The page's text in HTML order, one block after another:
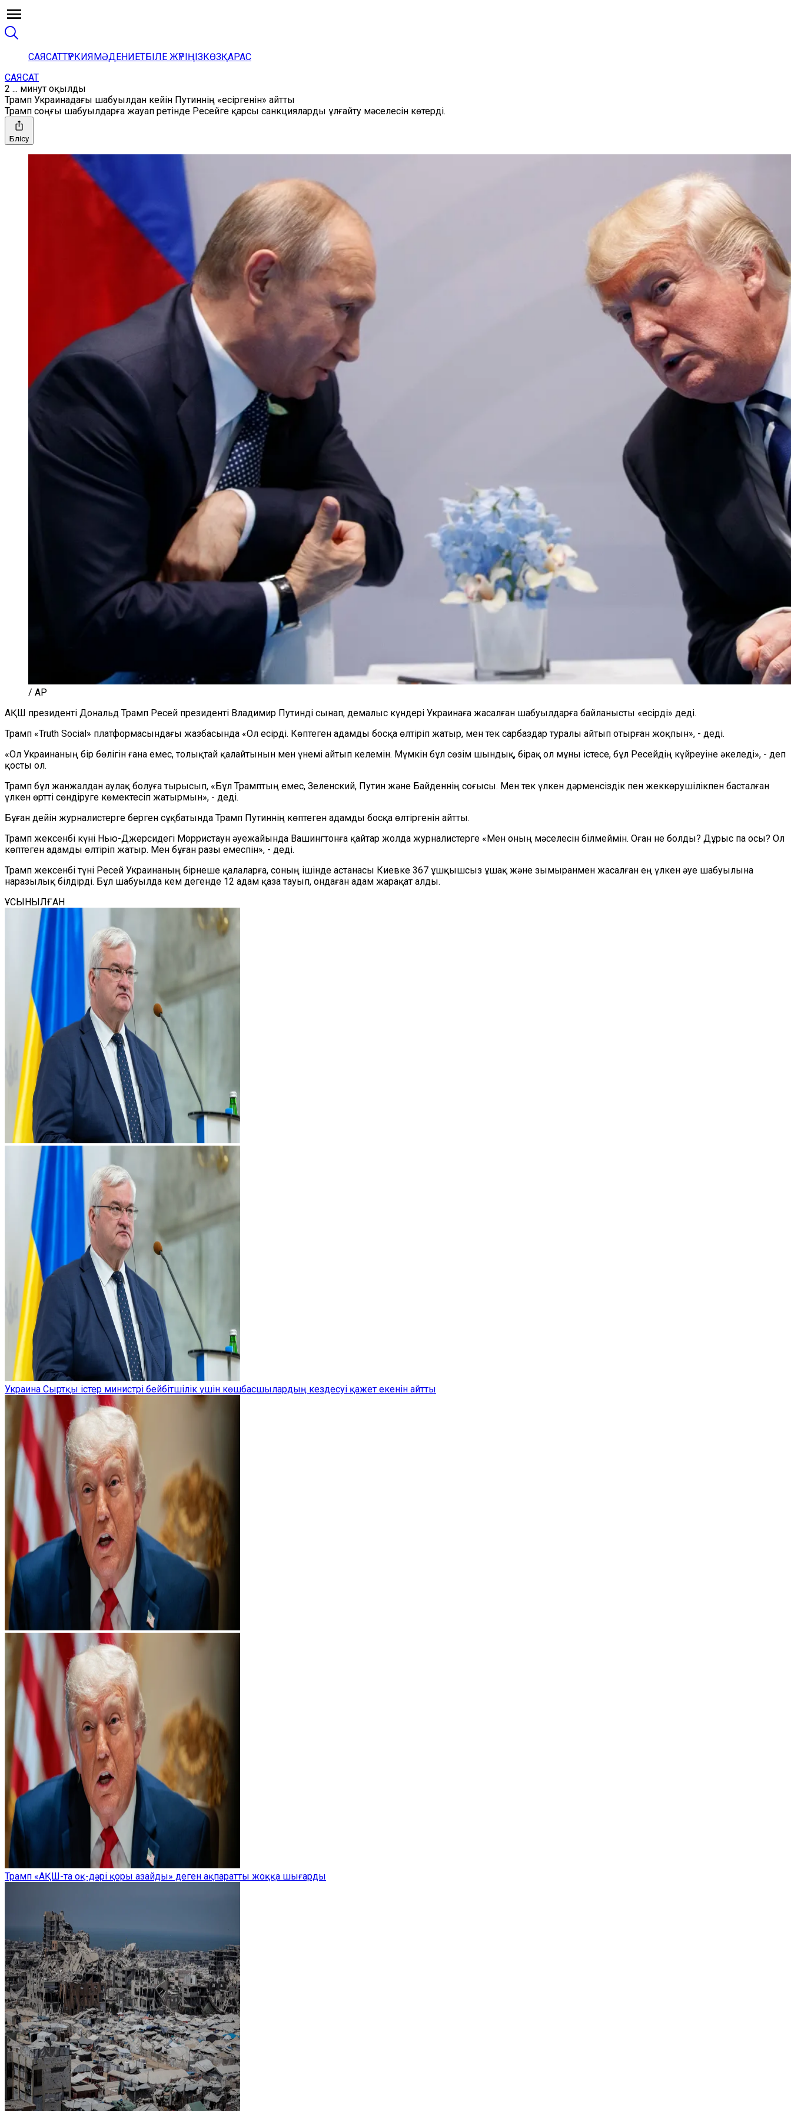
САЯСАТТҮРКИЯМӘДЕНИЕТБІЛЕ ЖҮРІҢІЗКӨЗҚАРАС
САЯСАТ
2 ... минут оқылды
Трамп Украинадағы шабуылдан кейін Путиннің «есіргенін» айтты
Трамп соңғы шабуылдарға жауап ретінде Ресейге қарсы санкцияларды ұлғайту мәселесін көтерді.
Бөлісу
/ AP
АҚШ президенті Дональд Трамп Ресей президенті Владимир Путинді сынап, демалыс күндері Украинаға жасалған шабуылдарға байланысты «есірді» деді.
Трамп «Truth Social» платформасындағы жазбасында «Ол есірді. Көптеген адамды босқа өлтіріп жатыр, мен тек сарбаздар туралы айтып отырған жоқпын», - деді.
«Ол Украинаның бір бөлігін ғана емес, толықтай қалайтынын мен үнемі айтып келемін. Мүмкін бұл сөзім шындық, бірақ ол мұны істесе, бұл Ресейдің күйреуіне әкеледі», - деп
қосты ол.
Трамп бұл жанжалдан аулақ болуға тырысып, «Бұл Трамптың емес, Зеленский, Путин және Байденнің соғысы. Мен тек үлкен дәрменсіздік пен жеккөрушілікпен басталған
үлкен өртті сөндіруге көмектесіп жатырмын», - деді.
Бұған дейін журналистерге берген сұқбатында Трамп Путиннің көптеген адамды босқа өлтіргенін айтты.
Трамп жексенбі күні Нью-Джерсидегі Морристаун әуежайында Вашингтонға қайтар жолда журналистерге «Мен оның мәселесін білмеймін. Оған не болды? Дұрыс па осы? Ол
көптеген адамды өлтіріп жатыр. Мен бұған разы емеспін», - деді.
Трамп жексенбі түні Ресей Украинаның бірнеше қалаларға, соның ішінде астанасы Киевке 367 ұшқышсыз ұшақ және зымыранмен жасалған ең үлкен әуе шабуылына
наразылық білдірді. Бұл шабуылда кем дегенде 12 адам қаза тауып, ондаған адам жарақат алды.
ҰСЫНЫЛҒАН
Украина Сыртқы істер министрі бейбітшілік үшін көшбасшылардың кездесуі қажет екенін айтты
Трамп «АҚШ-та оқ-дәрі қоры азайды» деген ақпаратты жоққа шығарды